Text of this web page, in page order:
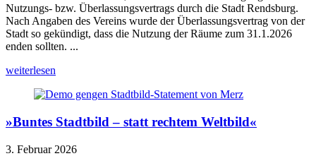
Nutzungs- bzw. Überlassungsvertrags durch die Stadt Rendsburg.
Nach Angaben des Vereins wurde der Überlassungsvertrag von der
Stadt so gekündigt, dass die Nutzung der Räume zum 31.1.2026
enden sollten. ...
weiterlesen
»Buntes Stadtbild – statt rechtem Weltbild«
3. Februar 2026